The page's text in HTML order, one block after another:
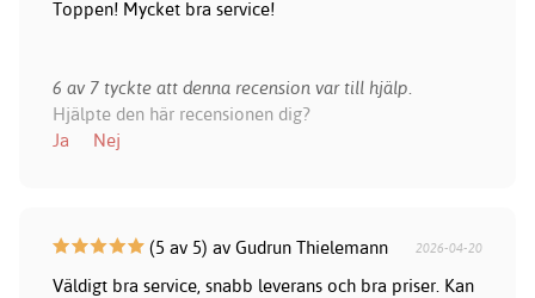
Toppen! Mycket bra service!
6 av 7 tyckte att denna recension var till hjälp.
Hjälpte den här recensionen dig?
Ja
Nej
(5 av 5) av Gudrun Thielemann 2026-04-20
Väldigt bra service, snabb leverans och bra priser. Kan